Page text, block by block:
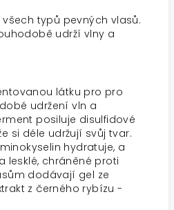
typů pevných vlasů.
udrží vlny a
látku pro pro
udržení vln a
posiluje disulfidové
si déle udržují svůj tvar.
hydratuje, a
lesklé, chráněné proti
dodávají gel ze
z černého rybízu -